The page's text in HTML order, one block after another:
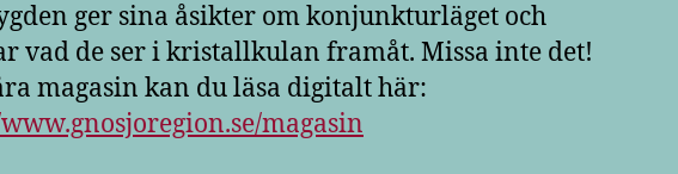
ger sina åsikter om konjunkturläget och
vad de ser i kristallkulan framåt. Missa inte det!
magasin kan du läsa digitalt här:
magasin